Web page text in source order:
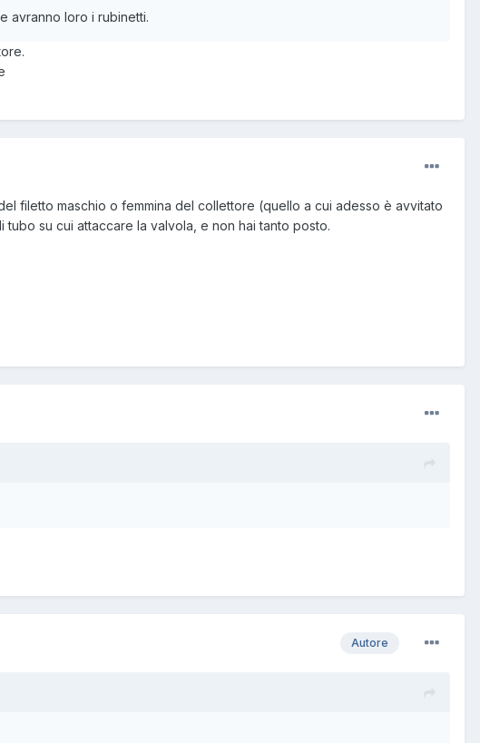
avranno loro i rubinetti.
filetto maschio o femmina del collettore (quello a cui adesso è avvitato
su cui attaccare la valvola, e non hai tanto posto.
Autore